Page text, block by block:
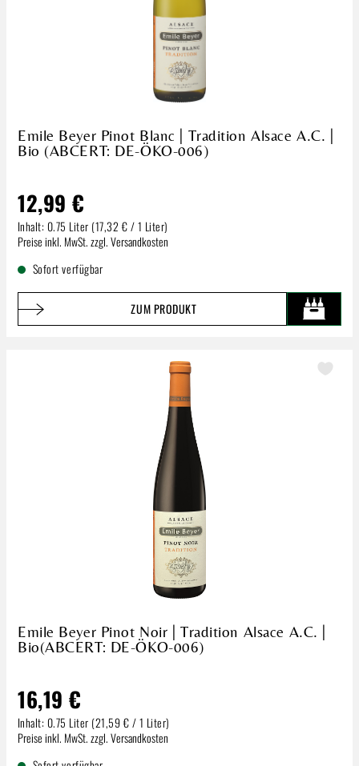
Emile Beyer Pinot Blanc | Tradition Alsace A.C. |
Bio (ABCERT: DE-ÖKO-006)
12,99 €
Inhalt: 0.75 Liter (17,32 € / 1 Liter)
Regulärer Preis:
Preise inkl. MwSt. zzgl. Versandkosten
Sofort verfügbar
ZUM PRODUKT
Emile Beyer Pinot Noir | Tradition Alsace A.C. |
Bio(ABCERT: DE-ÖKO-006)
16,19 €
Inhalt: 0.75 Liter (21,59 € / 1 Liter)
Regulärer Preis:
Preise inkl. MwSt. zzgl. Versandkosten